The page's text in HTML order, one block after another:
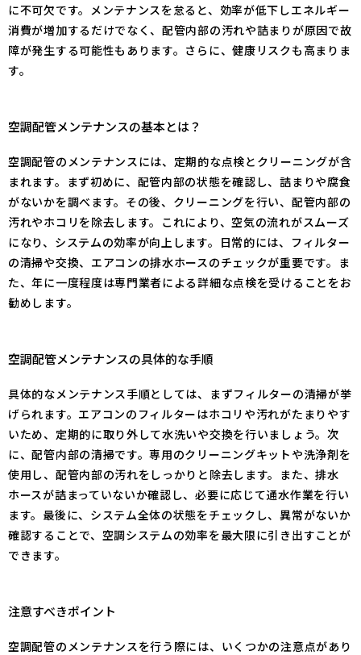
に不可欠です。メンテナンスを怠ると、効率が低下しエネルギー
消費が増加するだけでなく、配管内部の汚れや詰まりが原因で故
障が発生する可能性もあります。さらに、健康リスクも高まりま
す。
空調配管メンテナンスの基本とは？
空調配管のメンテナンスには、定期的な点検とクリーニングが含
まれます。まず初めに、配管内部の状態を確認し、詰まりや腐食
がないかを調べます。その後、クリーニングを行い、配管内部の
汚れやホコリを除去します。これにより、空気の流れがスムーズ
になり、システムの効率が向上します。日常的には、フィルター
の清掃や交換、エアコンの排水ホースのチェックが重要です。ま
た、年に一度程度は専門業者による詳細な点検を受けることをお
勧めします。
空調配管メンテナンスの具体的な手順
具体的なメンテナンス手順としては、まずフィルターの清掃が挙
げられます。エアコンのフィルターはホコリや汚れがたまりやす
いため、定期的に取り外して水洗いや交換を行いましょう。次
に、配管内部の清掃です。専用のクリーニングキットや洗浄剤を
使用し、配管内部の汚れをしっかりと除去します。また、排水
ホースが詰まっていないか確認し、必要に応じて通水作業を行い
ます。最後に、システム全体の状態をチェックし、異常がないか
確認することで、空調システムの効率を最大限に引き出すことが
できます。
注意すべきポイント
空調配管のメンテナンスを行う際には、いくつかの注意点があり